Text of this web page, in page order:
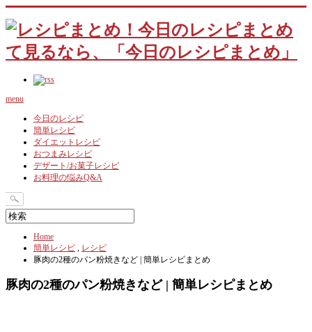
menu
今日のレシピ
簡単レシピ
ダイエットレシピ
おつまみレシピ
デザート/お菓子レシピ
お料理の悩みQ&A
Home
簡単レシピ , レシピ
豚肉の2種のパン粉焼きなど | 簡単レシピまとめ
豚肉の2種のパン粉焼きなど | 簡単レシピまとめ